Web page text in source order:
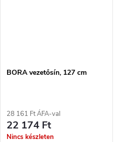
BORA vezetősín, 127 cm
28 161 Ft ÁFA-val
22 174 Ft
Nincs készleten